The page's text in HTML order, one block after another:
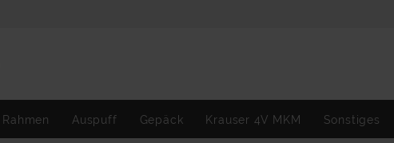
Rahmen Auspuff Gepäck Krauser 4V MKM Sonstiges